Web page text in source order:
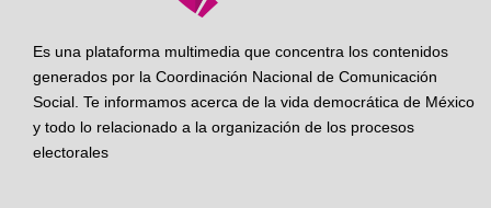
Es una plataforma multimedia que concentra los contenidos
generados por la Coordinación Nacional de Comunicación
Social. Te informamos acerca de la vida democrática de México
y todo lo relacionado a la organización de los procesos
electorales